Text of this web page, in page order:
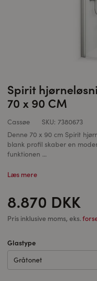
Spirit
70 x 90 CM
Cassøe SKU: 7380673
Denne 70 x 90 cm Spirit
blank profil skaber en
funktionen ...
Læs mere
8.870 DKK
Pris inklusive moms, eks.
Glastype
Gråtonet